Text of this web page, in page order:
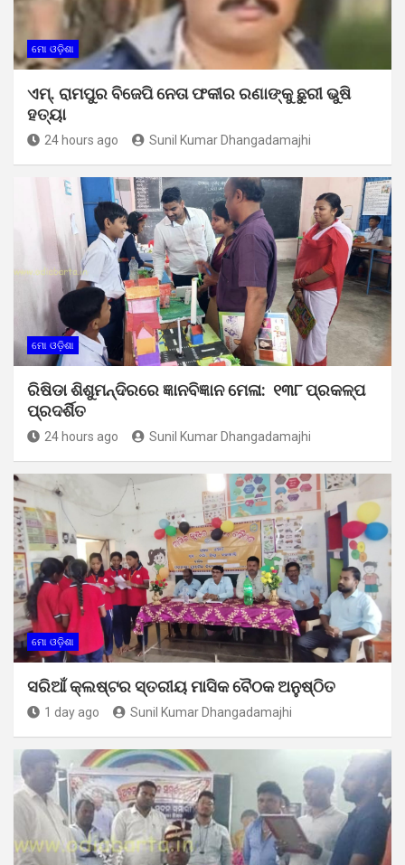
ମୋ ଓଡ଼ିଶା
ଏମ୍. ରାମପୁର ବିଜେପି ନେତା ଫକୀର ରଣାଙ୍କୁ ଛୁରୀ ଭୁଷି
ହତ୍ୟା
24 hours ago Sunil Kumar Dhangadamajhi
ମୋ ଓଡ଼ିଶା
ରିଷିଡା ଶିଶୁମନ୍ଦିରରେ ଜ୍ଞାନବିଜ୍ଞାନ ମେଳା: ୧୩୮ ପ୍ରକଳ୍ପ
ପ୍ରଦର୍ଶିତ
24 hours ago Sunil Kumar Dhangadamajhi
ମୋ ଓଡ଼ିଶା
ସରିଆଁ କ୍ଲଷ୍ଟର ସ୍ତରୀୟ ମାସିକ ବୈଠକ ଅନୁଷ୍ଠିତ
1 day ago Sunil Kumar Dhangadamajhi